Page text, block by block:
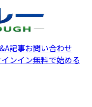
記事お問い合わせ
ンイン無料で始める